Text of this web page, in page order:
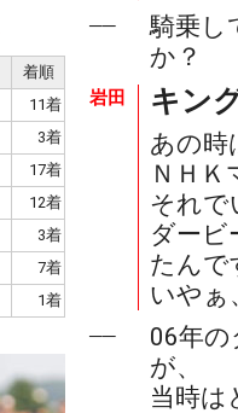
──
騎乗し
か？
岩田 キン
あの時
ＮＨ
それで
ダービ
たんで
いやぁ
──
06年
が、
当時は
着順
11着
3着
17着
12着
3着
7着
1着